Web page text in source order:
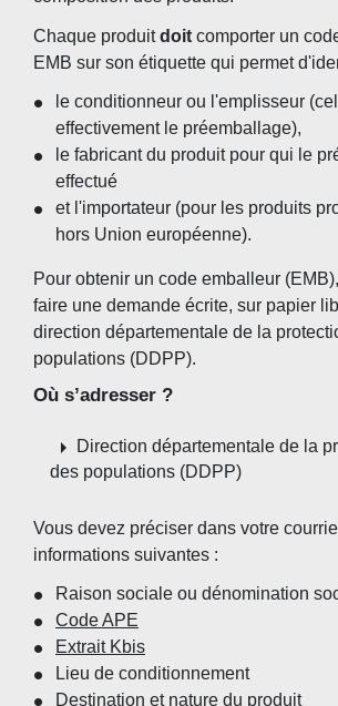
Chaque produitdoit comporter un
EMB sur son étiquette qui permet
le conditionneur ou l'emplisseur
effectivement le préemballage),
le fabricant du produit pour qui le
effectué
et l'importateur (pour les produits
hors Union européenne).
Pour obtenir un code emballeur
faire une demande écrite, sur papier
direction départementale de la
populations (DDPP).
Où s’adresser ?
arrow_right
Direction départementale de la
des populations (DDPP)
Vous devez préciser dans votre
informations suivantes :
Raison sociale ou dénomination
Code APE
Extrait Kbis
Lieu de conditionnement
Destination et nature du produit